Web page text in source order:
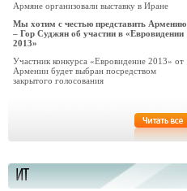
Армяне организовали выставку в Иране
Мы хотим с честью представить Армению
– Гор Суджян об участии в «Евровидении
2013»
Участник конкурса «Евровидение 2013» от
Армении будет выбран посредством
закрытого голосования